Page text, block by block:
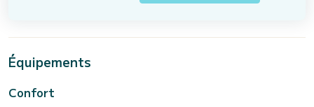
Équipements
Confort